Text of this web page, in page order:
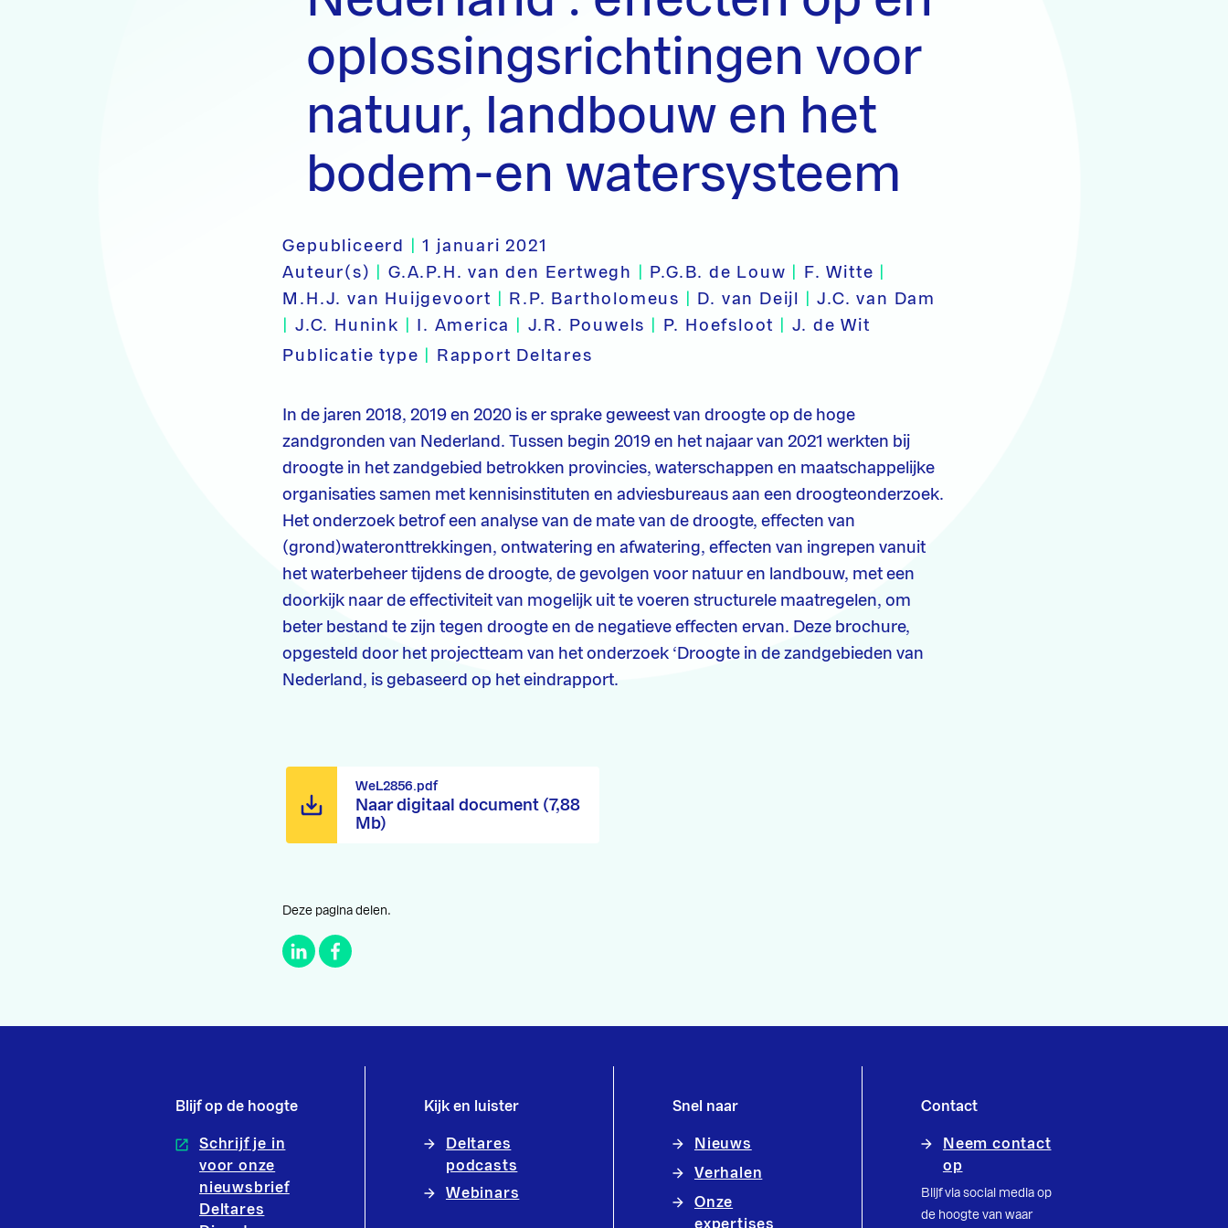
oplossingsrichtingen voor
natuur, landbouw en het
bodem-en watersysteem
Gepubliceerd |1 januari 2021
Auteur(s)
G.A.P.H. van den Eertwegh P.G.B. de Louw F. Witte
M.H.J. van Huijgevoort
R.P. Bartholomeus D. van Deijl |J.C. van Dam
J.C. Hunink I. America J.R. Pouwels P. Hoefsloot
J. de Wit
Publicatie type
Rapport Deltares
In de jaren 2018, 2019 en 2020 is er sprake geweest van droogte op de hoge
zandgronden van Nederland. Tussen begin 2019 en het najaar van 2021 werkten bij
droogte in het zandgebied betrokken provincies, waterschappen en maatschappelijke
organisaties samen met kennisinstituten en adviesbureaus aan een droogteonderzoek.
Het onderzoek betrof een analyse van de mate van de droogte, effecten van
(grond)wateronttrekkingen, ontwatering en afwatering, effecten van ingrepen vanuit
het waterbeheer tijdens de droogte, de gevolgen voor natuur en landbouw, met een
doorkijk naar de effectiviteit van mogelijk uit te voeren structurele maatregelen, om
beter bestand te zijn tegen droogte en de negatieve effecten ervan. Deze brochure,
opgesteld door het projectteam van het onderzoek ‘Droogte in de zandgebieden van
Nederland, is gebaseerd op het eindrapport.
Naar digitaal document (7,88
Mb)
WeL2856.pdf
Deze pagina delen.
Blijf op de hoogte
Schrijf je in
voor onze
nieuwsbrief
Deltares
Kijk en luister
Deltares
podcasts
Webinars
Snel naar
Nieuws
Verhalen
Onze
expertises
Contact
Neem contact
op
Blijf via social media op
de hoogte van waar